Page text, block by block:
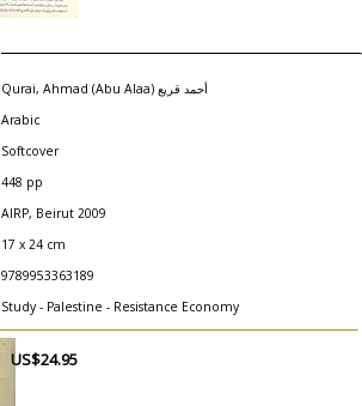
Qurai, Ahmad (Abu Alaa) أحمد قريع
Arabic
Softcover
448 pp
AIRP, Beirut 2009
17 x 24 cm
9789953363189
Study - Palestine - Resistance Economy
US$24.95